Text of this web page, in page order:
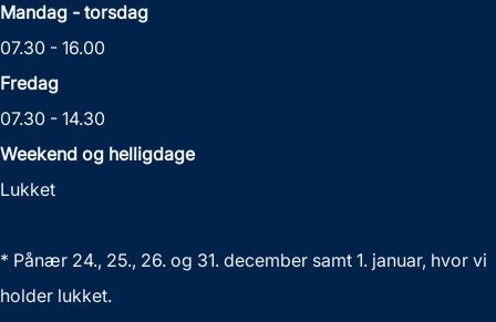
Mandag - torsdag
07.30 - 16.00
Fredag
07.30 - 14.30
Weekend og helligdage
Lukket
* Pånær 24., 25., 26. og 31. december samt 1. januar, hvor vi
holder lukket.